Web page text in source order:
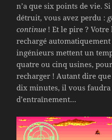
n’a que six points de vie.
détruit, vous avez perdu :
continue ! Et le pire ? Votre
rechargé
ingénieurs mettent un
quatre ou cinq usines,
recharger ! Autant dire
dix minutes, il vous faudra
d’entraînement…